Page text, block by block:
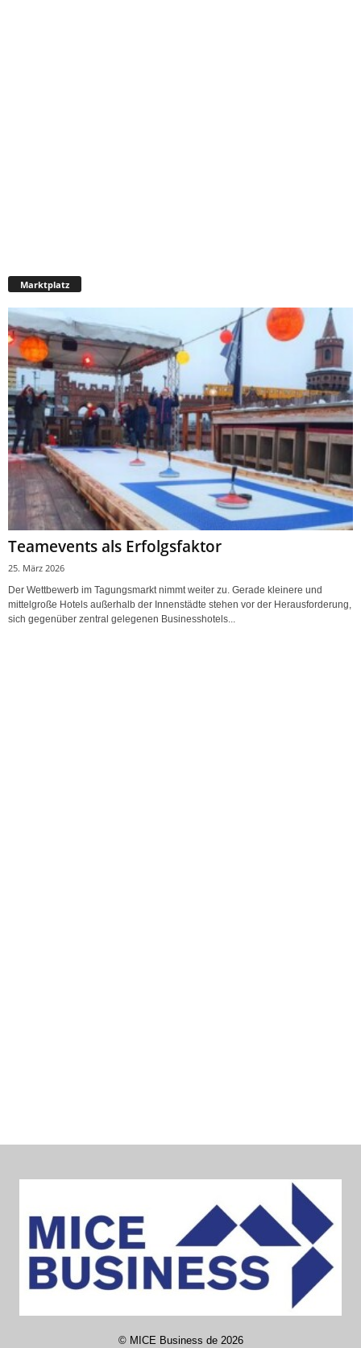
Marktplatz
Teamevents als Erfolgsfaktor
25. März 2026
Der Wettbewerb im Tagungsmarkt nimmt weiter zu. Gerade kleinere und
mittelgroße Hotels außerhalb der Innenstädte stehen vor der Herausforderung,
sich gegenüber zentral gelegenen Businesshotels...
© MICE Business de2026